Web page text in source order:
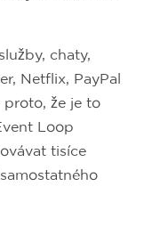
chaty,
Netflix, PayPal
že je to
Loop
tisíce